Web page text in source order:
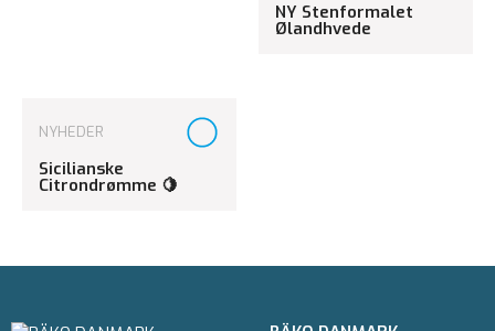
NY Stenformalet
Ølandhvede
NYHEDER
Sicilianske
Citrondrømme 🍋